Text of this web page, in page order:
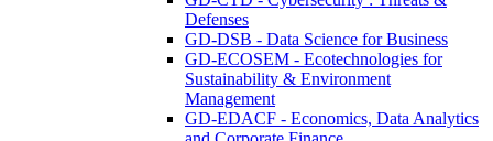
Defenses
GD-DSB - Data Science for Business
GD-ECOSEM - Ecotechnologies for
Sustainability & Environment
Management
GD-EDACF - Economics, Data Analytics